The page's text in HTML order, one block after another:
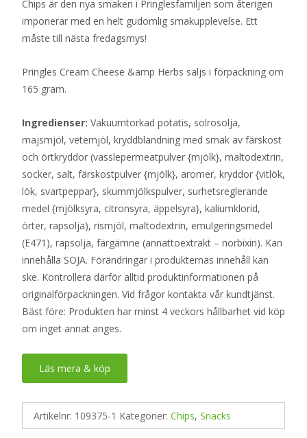
Chips är den nya smaken i Pringlesfamiljen som återigen
imponerar med en helt gudomlig smakupplevelse. Ett
måste till nästa fredagsmys!
Pringles Cream Cheese &amp Herbs säljs i förpackning om
165 gram.
Ingredienser: Vakuumtorkad potatis, solrosolja,
majsmjöl, vetemjöl, kryddblandning med smak av färskost
och örtkryddor (vasslepermeatpulver {mjölk}, maltodextrin,
socker, salt, färskostpulver {mjölk}, aromer, kryddor {vitlök,
lök, svartpeppar}, skummjölkspulver, surhetsreglerande
medel {mjölksyra, citronsyra, äppelsyra}, kaliumklorid,
örter, rapsolja), rismjöl, maltodextrin, emulgeringsmedel
(E471), rapsolja, färgämne (annattoextrakt – norbixin). Kan
innehålla SOJA. Förändringar i produkternas innehåll kan
ske. Kontrollera därför alltid produktinformationen på
originalförpackningen. Vid frågor kontakta vår kundtjänst.
Bäst före: Produkten har minst 4 veckors hållbarhet vid köp
om inget annat anges.
Läs mera & köp
Artikelnr: 109375-1 Kategorier: Chips, Snacks